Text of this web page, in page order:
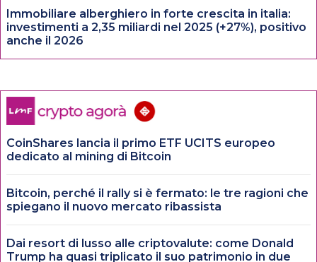
Immobiliare alberghiero in forte crescita in italia:
investimenti a 2,35 miliardi nel 2025 (+27%), positivo
anche il 2026
CoinShares lancia il primo ETF UCITS europeo
dedicato al mining di Bitcoin
Bitcoin, perché il rally si è fermato: le tre ragioni che
spiegano il nuovo mercato ribassista
Dai resort di lusso alle criptovalute: come Donald
Trump ha quasi triplicato il suo patrimonio in due